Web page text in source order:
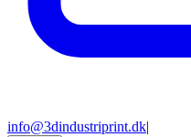
info@3dindustriprint.dk|